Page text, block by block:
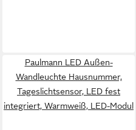
Paulmann LED Außen-
Wandleuchte Hausnummer,
Tageslichtsensor, LED fest
integriert, Warmweiß, LED-Modul